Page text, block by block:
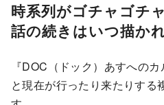
時系列がゴチャゴチ
話の続きはいつ描か
『DOC（ドック）あすへの
と現在が行ったり来たりする